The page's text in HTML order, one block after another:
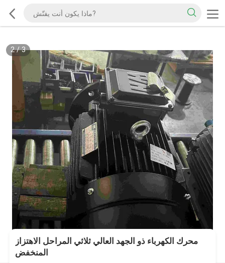
2/3
محرك الكهرباء ذو الجهد العالي ثلاثي المراحل الاهتزاز
المنخفض